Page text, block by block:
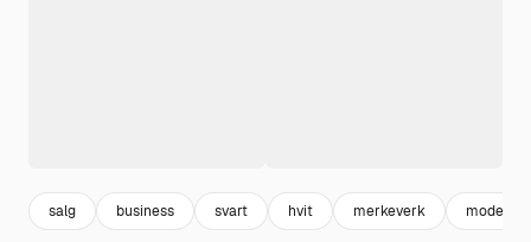
salg business svart hvit merkeverk moderne